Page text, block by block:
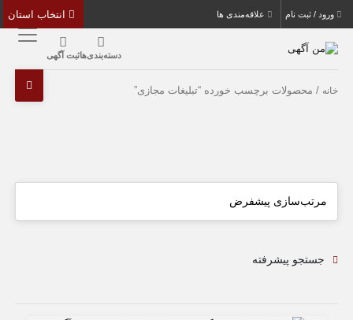
ورود / ثبت نام علاقه‌مندی ها
دسته‌بندی‌هاثبت آگهی
خانه / محصولات برچسب خورده “تبلیغات مجازی”
جستجو پیشرفته